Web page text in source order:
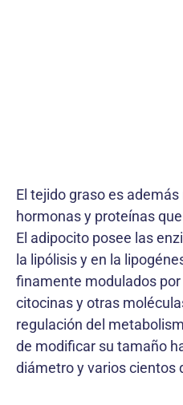
El tejido graso es
hormonas y proteínas
El adipocito posee las
la lipólisis y en la
finamente modulados
citocinas y otras
regulación del
de modificar su tamaño
diámetro y varios cientos